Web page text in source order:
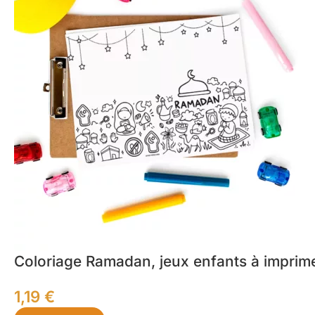
Coloriage Ramadan, jeux enfants à
1,19 €